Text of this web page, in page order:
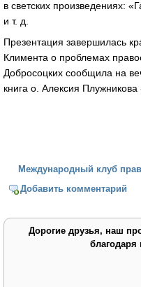
в светских произведениях:
и т. д.
Презентация завершилась
Климента о проблемах
Добросоцких сообщила на
книга о. Алексия
Международный клуб
Добавить комментарий
Дорогие друзья, наш